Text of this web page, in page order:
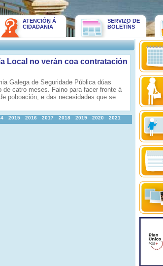
ATENCIÓN Á
CIDADANÍA
SERVIZO DE
BOLETÍNS
Local no verán coa contratación
Galega de Seguridade Pública dúas
catro meses. Faino para facer fronte á
poboación, e das necesidades que se
2015 2016 2017 2018 2019 2020
2021